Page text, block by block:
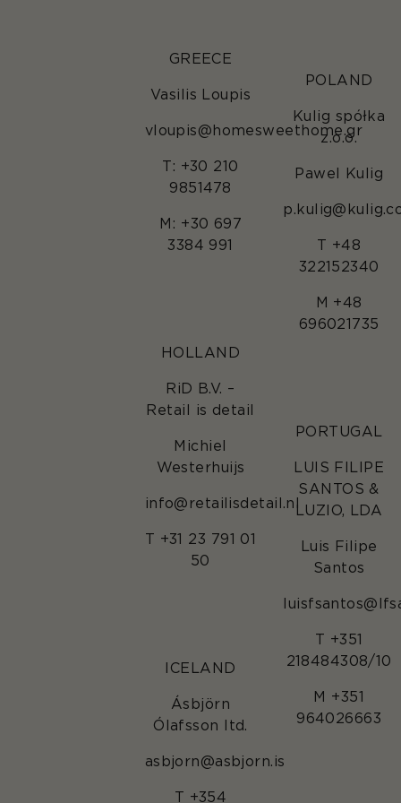
GREECE
Vasilis Loupis
vloupis@homesweethome.gr
T: +30 210
9851478
M: +30 697
3384 991
HOLLAND
RiD B.V. –
Retail is detail
Michiel
Westerhuijs
info@retailisdetail.nl
T +31 23 791 01
50
ICELAND
Ásbjörn
Ólafsson ltd.
asbjorn@asbjorn.is
T +354
POLAND
Kulig spółka
z.o.o.
Pawel Kulig
T +48
322152340
M +48
696021735
PORTUGAL
LUIS FILIPE
SANTOS &
LUZIO, LDA
Luis Filipe
Santos
T +351
218484308/10
M +351
964026663